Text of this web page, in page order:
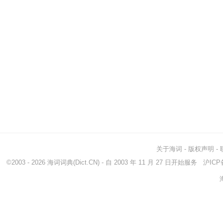
关于海词 - 版权声明 -
©2003 - 2026 海词词典(Dict.CN) - 自 2003 年 11 月 27 日开始服务 沪ICP